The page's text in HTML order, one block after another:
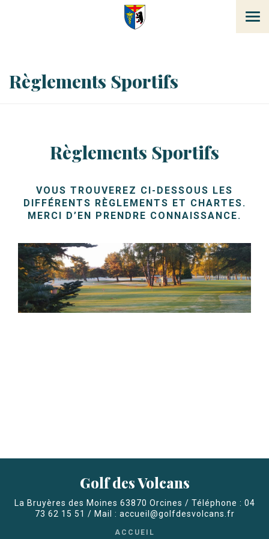
Règlements Sportifs
Règlements Sportifs
VOUS TROUVEREZ CI-DESSOUS LES
DIFFÉRENTS RÈGLEMENTS ET CHARTES.
MERCI D’EN PRENDRE CONNAISSANCE.
Golf des Volcans
La Bruyères des Moines 63870 Orcines / Téléphone : 04
73 62 15 51 / Mail : accueil@golfdesvolcans.fr
ACCUEIL